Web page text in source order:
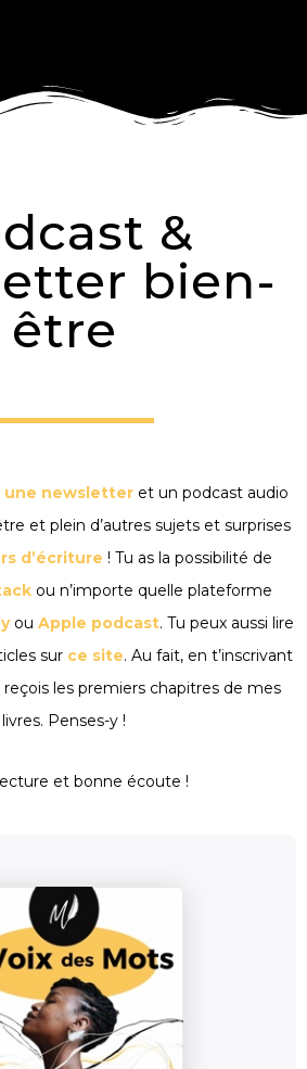
&
bien-
être
une newsletter et un podcast audio
et plein d’autres sujets et surprises
d’écriture ! Tu as la possibilité de
ou n’importe quelle plateforme
ou Apple podcast. Tu peux aussi lire
sur ce site. Au fait, en t’inscrivant
les premiers chapitres de mes
livres. Penses-y !
et bonne écoute !